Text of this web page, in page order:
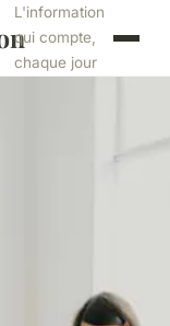
L'information
qui compte,
chaque jour